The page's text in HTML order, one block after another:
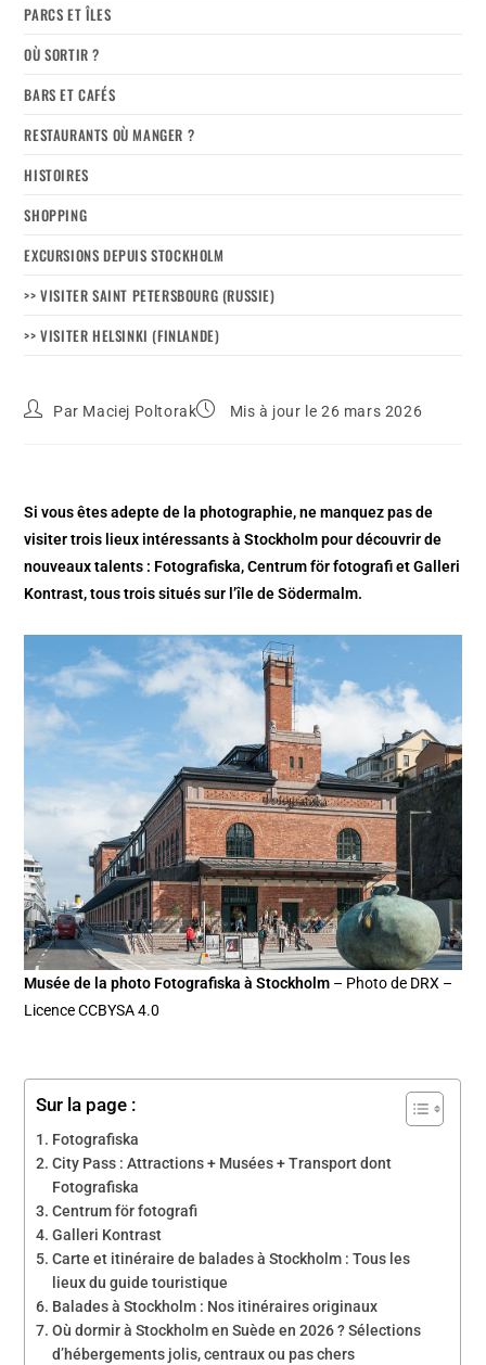
PARCS ET ÎLES
OÙ SORTIR ?
BARS ET CAFÉS
RESTAURANTS OÙ MANGER ?
HISTOIRES
SHOPPING
EXCURSIONS DEPUIS STOCKHOLM
>> VISITER SAINT PETERSBOURG (RUSSIE)
>> VISITER HELSINKI (FINLANDE)
Par Maciej Poltorak Mis à jour le 26 mars 2026
Si vous êtes adepte de la photographie, ne manquez pas de
visiter trois lieux intéressants à Stockholm pour découvrir de
nouveaux talents : Fotografiska, Centrum för fotografi et Galleri
Kontrast, tous trois situés sur l’île de Södermalm.
Musée de la photo Fotografiska à Stockholm – Photo de DRX –
Licence CCBYSA 4.0
Sur la page :
Fotografiska
City Pass : Attractions + Musées + Transport dont
Fotografiska
Centrum för fotografi
Galleri Kontrast
Carte et itinéraire de balades à Stockholm : Tous les
lieux du guide touristique
Balades à Stockholm : Nos itinéraires originaux
Où dormir à Stockholm en Suède en 2026 ? Sélections
d’hébergements jolis, centraux ou pas chers